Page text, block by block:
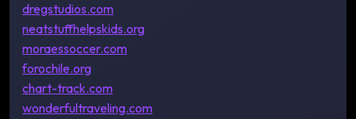
dregstudios.com
neatstuffhelpskids.org
moraessoccer.com
forochile.org
chart-track.com
wonderfultraveling.com